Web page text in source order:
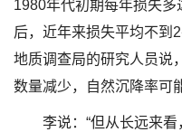
1980年代初期每年损失
后，近年来损失平均不到
地质调查局的研究人员说
数量减少，自然沉降率可
李说：“但从长远来